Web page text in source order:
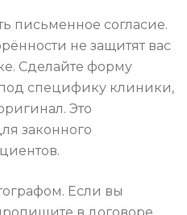
письменное согласие.
не защитят вас
Сделайте форму
специфику клиники,
Это
законного
Если вы